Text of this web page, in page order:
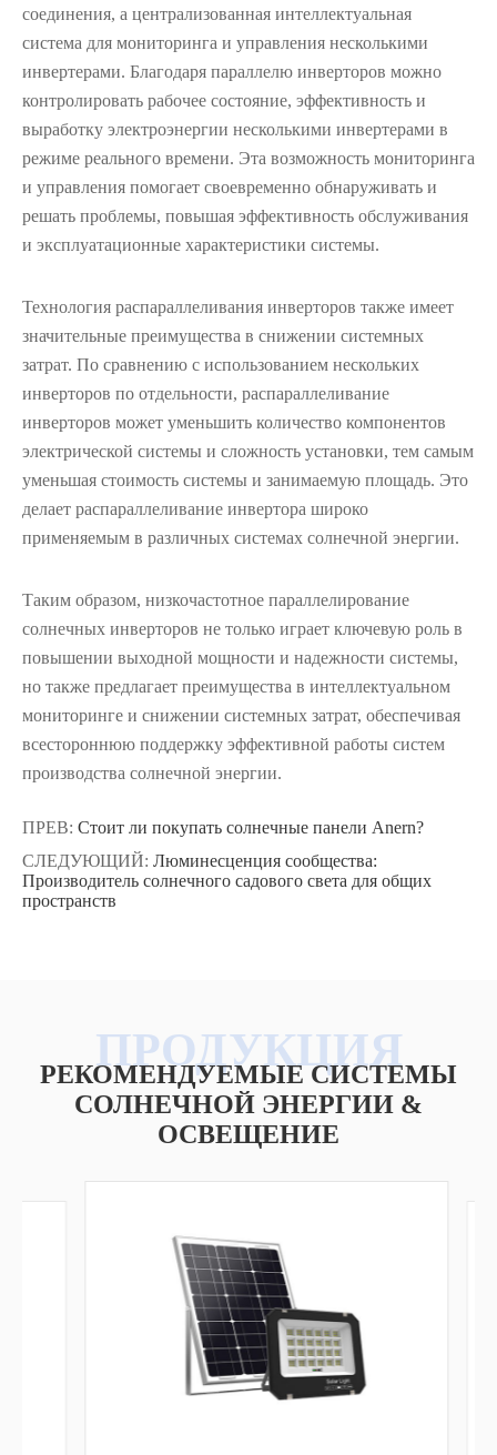
соединения, а централизованная интеллектуальная
система для мониторинга и управления несколькими
инвертерами. Благодаря параллелю инверторов можно
контролировать рабочее состояние, эффективность и
выработку электроэнергии несколькими инвертерами в
режиме реального времени. Эта возможность мониторинга
и управления помогает своевременно обнаруживать и
решать проблемы, повышая эффективность обслуживания
и эксплуатационные характеристики системы.
Технология распараллеливания инверторов также имеет
значительные преимущества в снижении системных
затрат. По сравнению с использованием нескольких
инверторов по отдельности, распараллеливание
инверторов может уменьшить количество компонентов
электрической системы и сложность установки, тем самым
уменьшая стоимость системы и занимаемую площадь. Это
делает распараллеливание инвертора широко
применяемым в различных системах солнечной энергии.
Таким образом, низкочастотное параллелирование
солнечных инверторов не только играет ключевую роль в
повышении выходной мощности и надежности системы,
но также предлагает преимущества в интеллектуальном
мониторинге и снижении системных затрат, обеспечивая
всестороннюю поддержку эффективной работы систем
производства солнечной энергии.
ПРЕВ: Стоит ли покупать солнечные панели Anern?
СЛЕДУЮЩИЙ: Люминесценция сообщества:
Производитель солнечного садового света для общих
пространств
РЕКОМЕНДУЕМЫЕ СИСТЕМЫ
СОЛНЕЧНОЙ ЭНЕРГИИ &
ОСВЕЩЕНИЕ